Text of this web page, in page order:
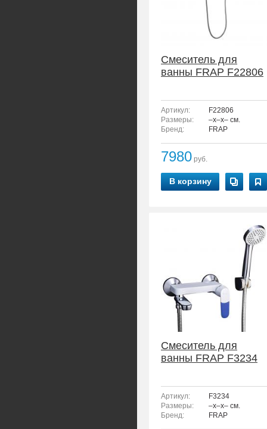
Смеситель для
ванны FRAP F22806
Артикул:
F22806
Размеры:
–x–x– см.
Бренд:
FRAP
7980 руб.
В корзину
Смеситель для
ванны FRAP F3234
Артикул:
F3234
Размеры:
–x–x– см.
Бренд:
FRAP